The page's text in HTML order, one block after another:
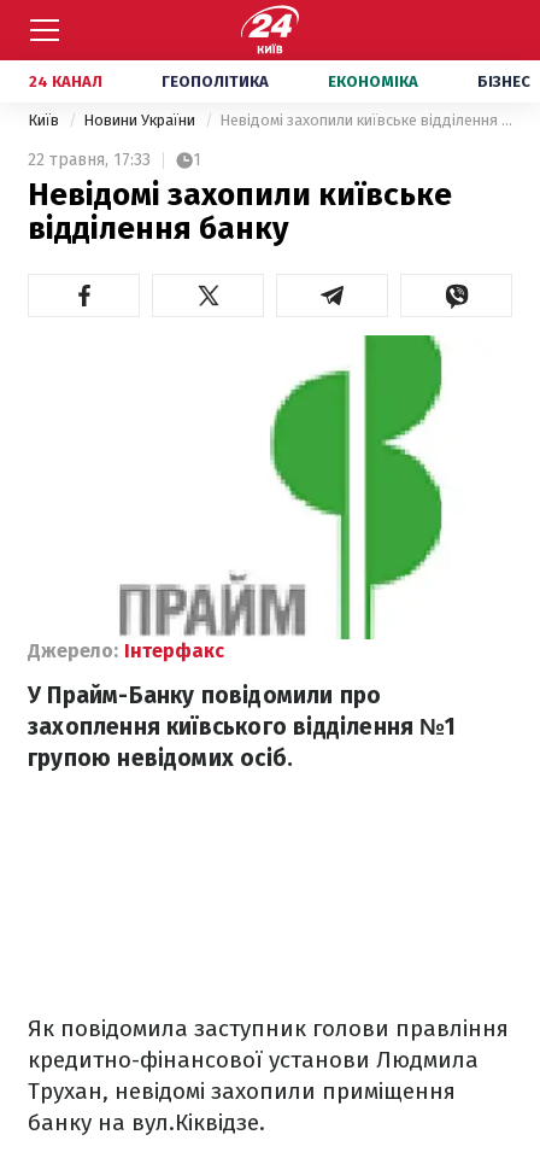
24 КАНАЛ ГЕОПОЛІТИКА ЕКОНОМІКА БІЗНЕС
Київ Новини України Невідомі захопили київське відділення банку
22 травня, 17:33 1
Невідомі захопили київське
відділення банку
Джерело: Інтерфакс
У Прайм-Банку повідомили про
захоплення київського відділення №1
групою невідомих осіб.
Як повідомила заступник голови правління
кредитно-фінансової установи Людмила
Трухан, невідомі захопили приміщення
банку на вул.Кіквідзе.